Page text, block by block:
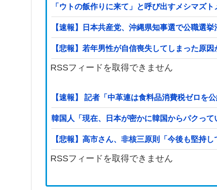
「ウトの飯作りに来て」と呼び出すメシマズ
【速報】日本共産党、沖縄県知事選で公職選
【悲報】若年男性が自信喪失してしまった
RSSフィードを取得できません
【速報】 記者「中革連は食料品消費税ゼロ
韓国人「現在、日本が密かに韓国からパクっ
【悲報】高市さん、非核三原則「今後も堅持
RSSフィードを取得できません